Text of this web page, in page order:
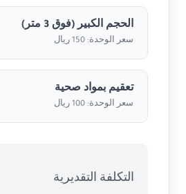
الحجم الكبير (فوق 3 متر)
سعر الوحدة: 150 ريال
تعقيم بمواد صحية
سعر الوحدة: 100 ريال
التكلفة التقديرية